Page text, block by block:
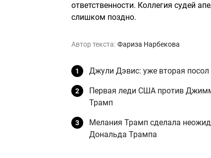
ответственности. Коллегия судей
слишком поздно.
Автор текста: Фариза Нарбекова
Джули Дэвис: уже вторая
Первая леди США против
Трамп
Мелания Трамп сделала
Дональда Трампа